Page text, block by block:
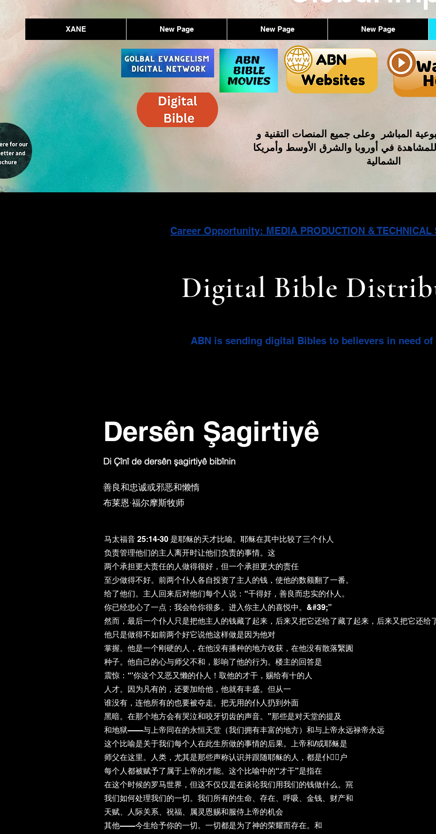
XANE New Page New Page New Page
المباشر وعلى جميع المنصات التقنية و
في أوروبا والشرق الأوسط وأمريكا
الشمالية
Career Opportunity: MEDIA PRODUCTION & TECHNICAL
Digital Bible
ABN is sending digital Bibles to believers in need
Dersên Şagirtiyê
Di Çînî de dersên şagirtiyê bibînin
善良和忠诚或邪恶和懒惰
布莱恩·福尔摩斯牧师
马太福音 25:14-30 是耶稣的天才比喻。耶稣在其中比较了三个仆人
负责管理他们的主人离开时让他们负责的事情。这
两个承担更大责任的人做得很好，但一个承担更大的责任
至少做得不好。前两个仆人各自投资了主人的钱，使他的数额翻了一番。
给了他们。主人回来后对他们每个人说：“干得好，善良而忠实的仆人。
你已经忠心了一点；我会给你很多。进入你主人的喜悦中。&#39;”
然而，最后一个仆人只是把他主人的钱藏了起来，后来又把它还给了藏了起来，后来又把它还给
他只是做得不如前两个好它说他这样做是因为他对
掌握。他是一个刚硬的人，在他没有播种的地方收获，在他没有散落繄圚
种子。他自己的心与师父不和，影响了他的行为。楼主的回答是
震惊：“'你这个又恶又懒的仆人！取他的才干，赐给有十的人
人才。因为凡有的，还要加给他，他就有丰盛。但从一
谁没有，连他所有的也要被夺走。把无用的仆人扔到外面
黑暗。在那个地方会有哭泣和咬牙切齿的声音。”那些是对天堂的提及
和地狱——与上帝同在的永恒天堂（我们拥有丰富的地方）和与上帝永远禄帝永远
这个比喻是关于我们每个人在此生所做的事情的后果。上帝和/或耶稣是
师父在这里。人类，尤其是那些声称认识并跟随耶稣的人，都是仆亻〬户
每个人都被赋予了属于上帝的才能。这个比喻中的“才干”是指在
在这个时候的罗马世界，但这不仅仅是在谈论我们用我们的钱做什么。宺
我们如何处理我们的一切。我们所有的生命、存在、呼吸、金钱、财产和
天赋、人际关系、祝福、属灵恩赐和服侍上帝的机会
其他——今生给予你的一切。一切都是为了神的荣耀而存在。和